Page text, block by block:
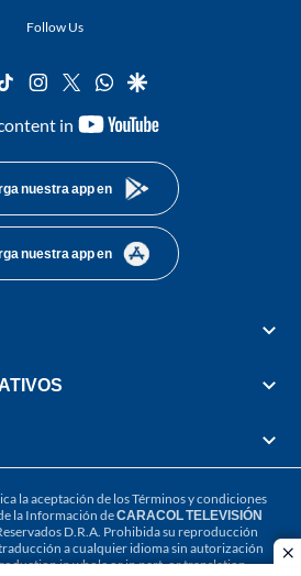
Follow Us
tiktok instagram
twitterwhatsapp
google
in
youtube-
nuestra app en
nuestra app en
la aceptación de losTérminos y condiciones
la Información deCARACOL TELEVISIÓN
D.R.A. Prohibida su reproducción
a cualquier idioma sin autorización
in whole or in part, or translation